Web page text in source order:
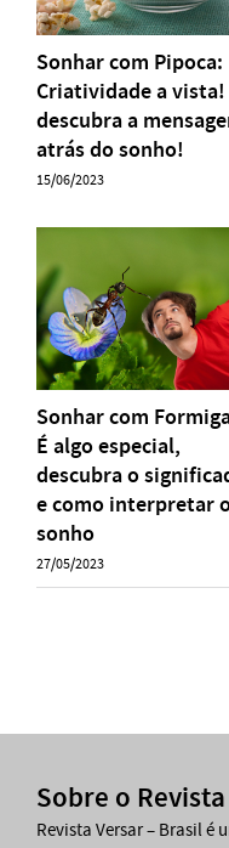
Sonhar com Pipoca:
Criatividade a vista!
descubra a
atrás do sonho!
15/06/2023
Sonhar com
É algo especial,
descubra o
e como interpretar
sonho
27/05/2023
Sobre o Revista
Revista Versar – Brasil